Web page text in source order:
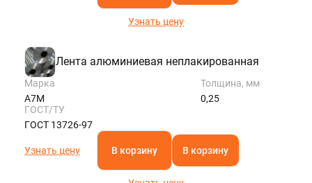
Узнать цену
Лента алюминиевая неплакированная
Марка
А7М
Толщина, мм
0,25
ГОСТ/ТУ
ГОСТ 13726-97
Узнать цену В корзину В корзину